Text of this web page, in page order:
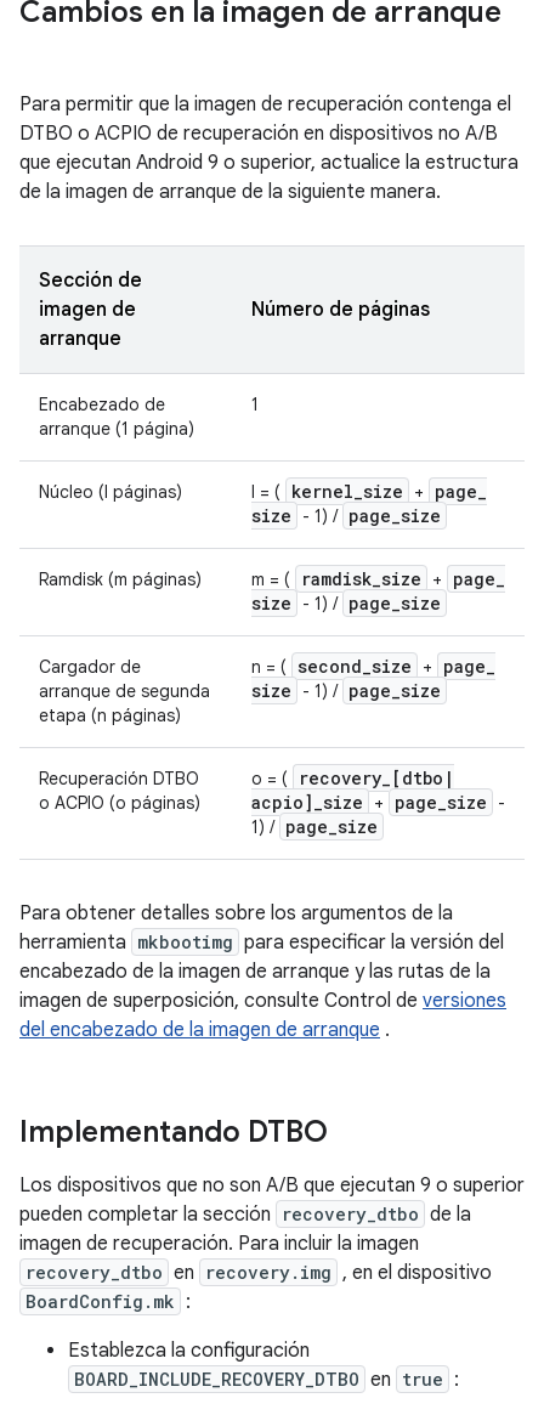
Cambios en la imagen de arranque
Para permitir que la imagen de recuperación contenga el
DTBO o ACPIO de recuperación en dispositivos no A/B
que ejecutan Android 9 o superior, actualice la estructura
de la imagen de arranque de la siguiente manera.
Sección de
imagen de
arranque
Número de páginas
Encabezado de
arranque (1 página)
1
Núcleo (l páginas) l = ( kernel_size + page_
size
- 1) / page_size
Ramdisk (m páginas) m = ( ramdisk_size + page_
size
- 1) / page_size
Cargador de
arranque de segunda
etapa (n páginas)
n = ( second_size + page_
size
- 1) / page_size
Recuperación DTBO
o ACPIO (o páginas)
o = ( recovery_ [dtbo |
acpio]_size + page_size
-
1) / page_size
Para obtener detalles sobre los argumentos de la
herramienta mkbootimg para especificar la versión del
encabezado de la imagen de arranque y las rutas de la
imagen de superposición, consulte Control de versiones
del encabezado de la imagen de arranque .
Implementando DTBO
Los dispositivos que no son A/B que ejecutan 9 o superior
pueden completar la sección
recovery_dtbo de la
imagen de recuperación. Para incluir la imagen
recovery_dtbo en recovery.img , en el dispositivo
BoardConfig.mk :
Establezca la configuración
BOARD_INCLUDE_RECOVERY_DTBO en true :